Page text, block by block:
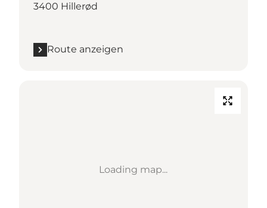
3400 Hillerød
Route anzeigen
Loading map...